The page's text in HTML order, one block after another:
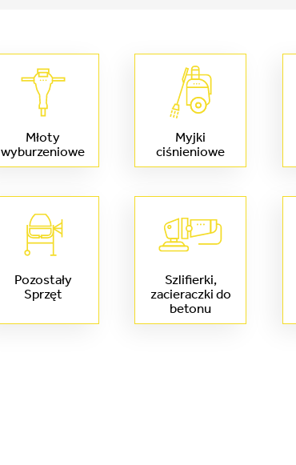
Młoty
wyburzeniowe
Myjki
ciśnieniowe
Pozostały
Sprzęt
Szlifierki,
zacieraczki do
betonu